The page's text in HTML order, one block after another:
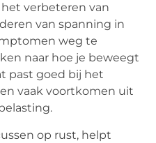
verbeteren van
van spanning in
weg te
naar hoe je beweegt
past goed bij het
vaak voortkomen uit
op rust, helpt